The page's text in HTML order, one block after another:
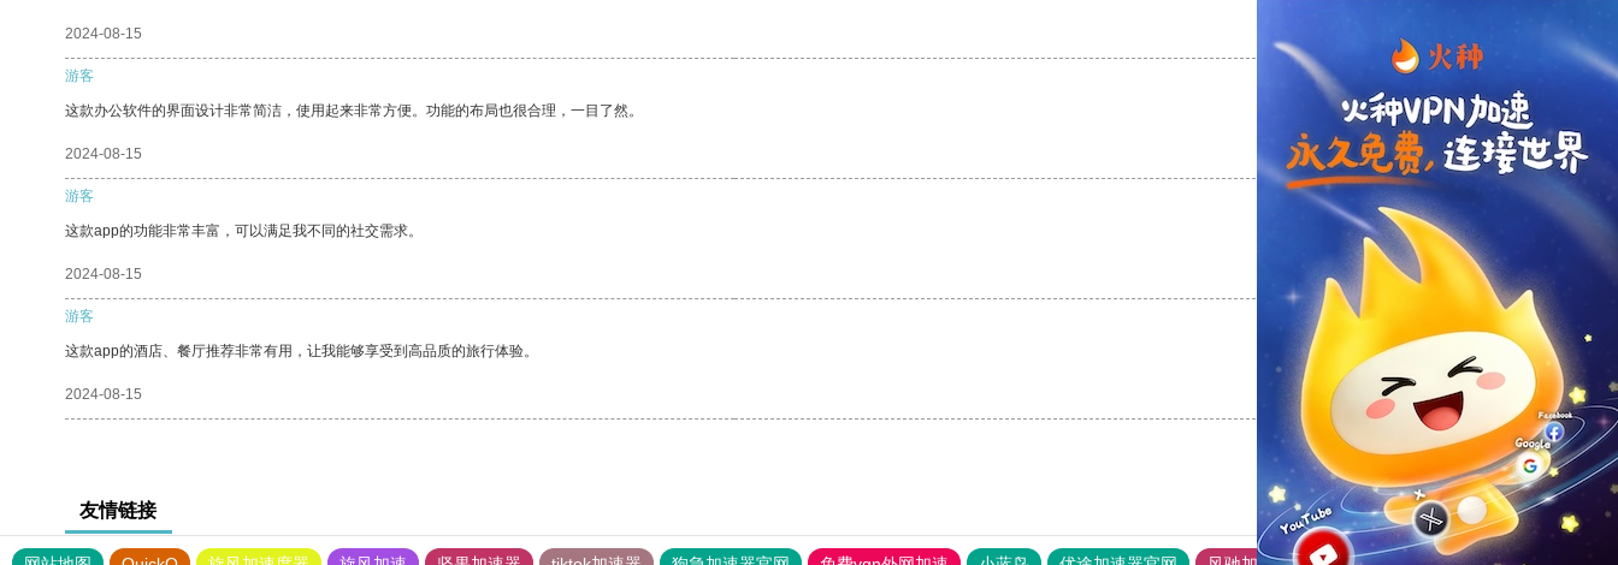
2024-08-15
游客
这款办公软件的界面设计非常简洁，使用起来非常方便。功能的布局也很合理，一目了然。
2024-08-15 支持 [0] 反对[0]
游客
这款app的功能非常丰富，可以满足我不同的社交需求。
2024-08-15 支持[0] 反对
游客
这款app的酒店、餐厅推荐非常有用，让我能够享受到高品质的旅行体验。
2024-08-15 支持[0] 反对[0]
友情链接